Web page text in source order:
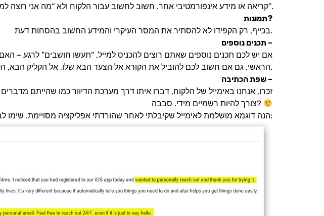
קריאה או מידע אינפורמטיבי אחר. חשוב לחשוב עבור הלקוח ולא “מה אני רוצה למכור”.
תמונות?
בכייף, רק הקפידו לא להסתיר את המסר העיקרי והמידע החשוב בהסחות דעת.
תכנים נוספים –
אם יש לכם תכנים נוספים שאתם רוצים להכניס למייל, “תעשו חושבים” לרגע –
הראשי, גם אם חשוב לכם להוביל את הקורא אל הצעד הבא שלו, אל הקליק הבא, הקפידו על היררכיית תוכן.
שפת הכתיבה –
זכרו, אנחנו באימייל של הלקוח, דברו איתו דרך מערכת הדיוור כמו שהייתם
צורך להיות רשמיים מידי. סבבה?
הנה דוגמא מושלמת לאימייל שקיבלתי לאחר שהורדתי אפליקציה מסויימת. שימו לב לשפה ולמסר: